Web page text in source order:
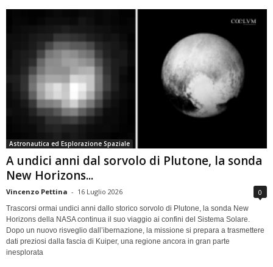
Astronautica ed Esplorazione Spaziale
A undici anni dal sorvolo di Plutone, la sonda
New Horizons...
Vincenzo Pettina - 16 Luglio 2026 0
Trascorsi ormai undici anni dallo storico sorvolo di Plutone, la sonda New
Horizons della NASA continua il suo viaggio ai confini del Sistema Solare.
Dopo un nuovo risveglio dall’ibernazione, la missione si prepara a trasmettere
dati preziosi dalla fascia di Kuiper, una regione ancora in gran parte
inesplorata